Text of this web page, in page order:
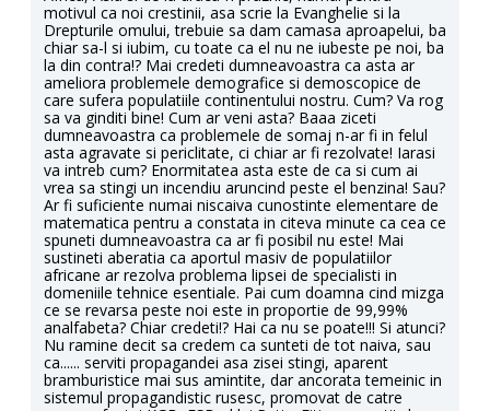
motivul ca noi crestinii, asa scrie la Evanghelie si la
Drepturile omului, trebuie sa dam camasa aproapelui, ba
chiar sa-l si iubim, cu toate ca el nu ne iubeste pe noi, ba
la din contra!? Mai credeti dumneavoastra ca asta ar
ameliora problemele demografice si demoscopice de
care sufera populatiile continentului nostru. Cum? Va rog
sa va ginditi bine! Cum ar veni asta? Baaa ziceti
dumneavoastra ca problemele de somaj n-ar fi in felul
asta agravate si periclitate, ci chiar ar fi rezolvate! Iarasi
va intreb cum? Enormitatea asta este de ca si cum ai
vrea sa stingi un incendiu aruncind peste el benzina! Sau?
Ar fi suficiente numai niscaiva cunostinte elementare de
matematica pentru a constata in citeva minute ca cea ce
spuneti dumneavoastra ca ar fi posibil nu este! Mai
sustineti aberatia ca aportul masiv de populatiilor
africane ar rezolva problema lipsei de specialisti in
domeniile tehnice esentiale. Pai cum doamna cind mizga
ce se revarsa peste noi este in proportie de 99,99%
analfabeta? Chiar credeti!? Hai ca nu se poate!!! Si atunci?
Nu ramine decit sa credem ca sunteti de tot naiva, sau
ca...... serviti propagandei asa zisei stingi, aparent
bramburistice mai sus amintite, dar ancorata temeinic in
sistemul propagandistic rusesc, promovat de catre